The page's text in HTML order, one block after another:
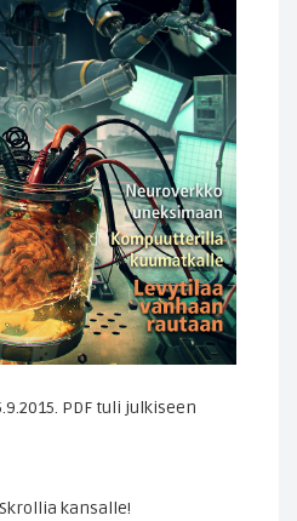
PDF tuli julkiseen
kansalle!